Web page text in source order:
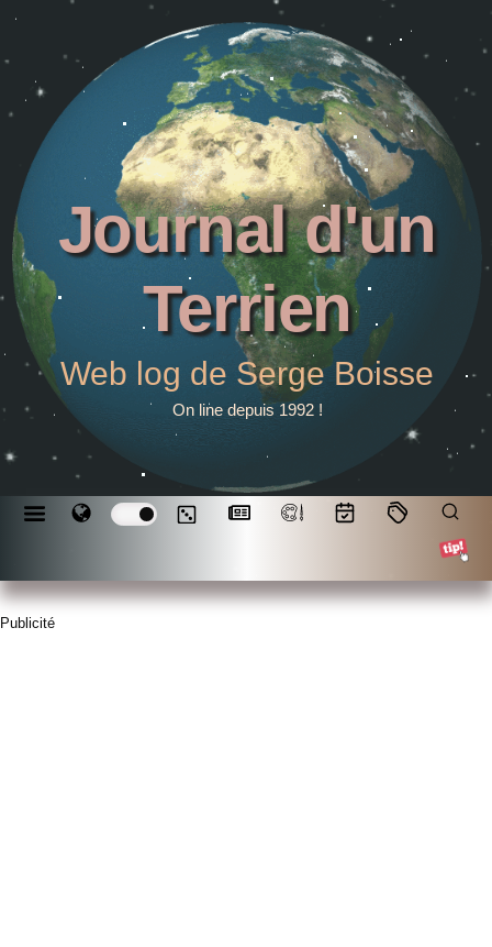
Journal d'un
Terrien
Web log de Serge Boisse
On line depuis 1992 !
Publicité